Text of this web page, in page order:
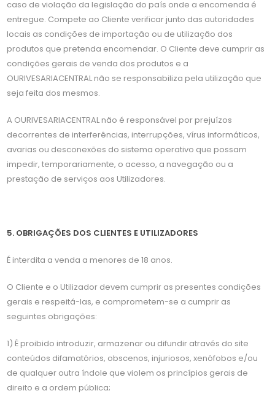
caso de violação da legislação do país onde a encomenda é
entregue. Compete ao Cliente verificar junto das autoridades
locais as condições de importação ou de utilização dos
produtos que pretenda encomendar. O Cliente deve cumprir as
condições gerais de venda dos produtos e a
OURIVESARIACENTRAL não se responsabiliza pela utilização que
seja feita dos mesmos.
A OURIVESARIACENTRAL não é responsável por prejuízos
decorrentes de interferências, interrupções, vírus informáticos,
avarias ou desconexões do sistema operativo que possam
impedir, temporariamente, o acesso, a navegação ou a
prestação de serviços aos Utilizadores.
5. OBRIGAÇÕES DOS CLIENTES E UTILIZADORES
É interdita a venda a menores de 18 anos.
O Cliente e o Utilizador devem cumprir as presentes condições
gerais e respeitá-las, e comprometem-se a cumprir as
seguintes obrigações:
1) É proibido introduzir, armazenar ou difundir através do site
conteúdos difamatórios, obscenos, injuriosos, xenófobos e/ou
de qualquer outra índole que violem os princípios gerais de
direito e a ordem pública;